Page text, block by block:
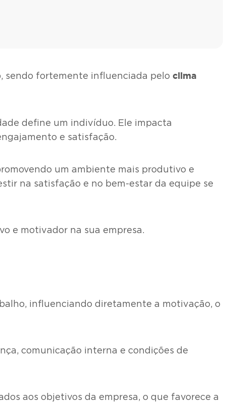
sendo fortemente influenciada pelo clima
define um indivíduo. Ele impacta
e satisfação.
um ambiente mais produtivo e
na satisfação e no bem-estar da equipe se
e motivador na sua empresa.
influenciando diretamente a motivação, o
comunicação interna e condições de
aos objetivos da empresa, o que favorece a